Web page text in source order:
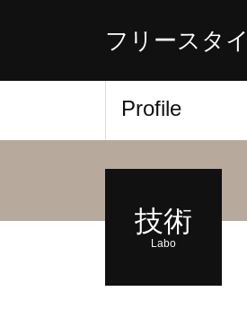
フリースタ
Profile
技術
Labo